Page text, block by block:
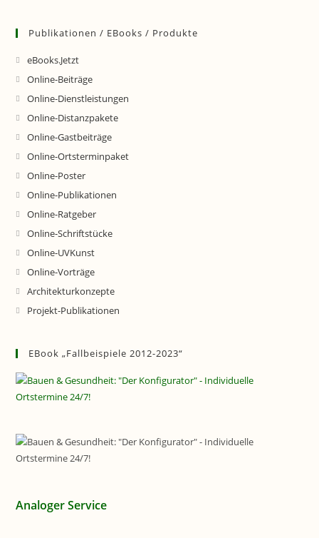
Publikationen / EBooks / Produkte
eBooks.Jetzt
Online-Beiträge
Online-Dienstleistungen
Online-Distanzpakete
Online-Gastbeiträge
Online-Ortsterminpaket
Online-Poster
Online-Publikationen
Online-Ratgeber
Online-Schriftstücke
Online-UVKunst
Online-Vorträge
Architekturkonzepte
Projekt-Publikationen
EBook „Fallbeispiele 2012-2023“
Analoger Service